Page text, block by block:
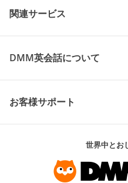
関連サービス
DMM英会話について
お客様サポート
世界中とお